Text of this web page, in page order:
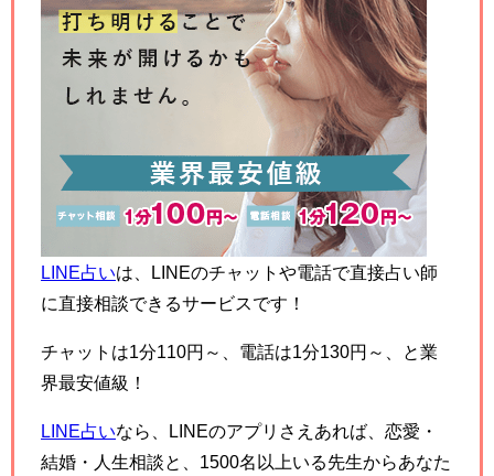
LINE占いは、LINEのチャットや電話で直接占い師
に直接相談できるサービスです！
チャットは1分110円～、電話は1分130円～、と業
界最安値級！
LINE占いなら、LINEのアプリさえあれば、恋愛・
結婚・人生相談と、1500名以上いる先生からあなた